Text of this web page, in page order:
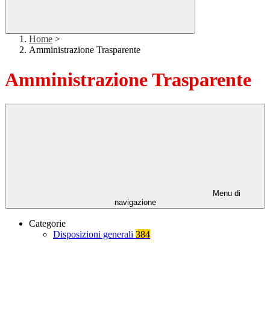
Home >
Amministrazione Trasparente
Amministrazione Trasparente
Menu di
navigazione
Categorie
Disposizioni generali 384